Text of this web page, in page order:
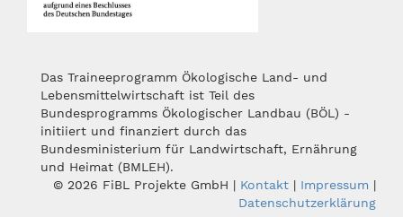
Das Traineeprogramm Ökologische Land- und
Lebensmittelwirtschaft ist Teil des
Bundesprogramms Ökologischer Landbau (BÖL) -
initiiert und finanziert durch das
Bundesministerium für Landwirtschaft, Ernährung
und Heimat (BMLEH).
© 2026 FiBL Projekte GmbH | Kontakt | Impressum |
Datenschutzerklärung